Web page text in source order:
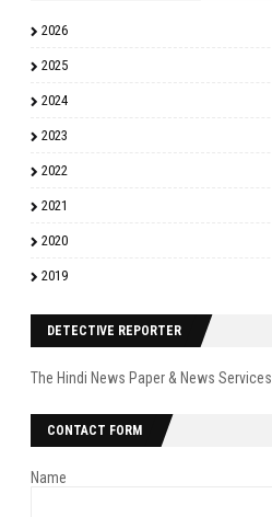
2026
2025
2024
2023
2022
2021
2020
2019
DETECTIVE REPORTER
The Hindi News Paper & News Services
CONTACT FORM
Name